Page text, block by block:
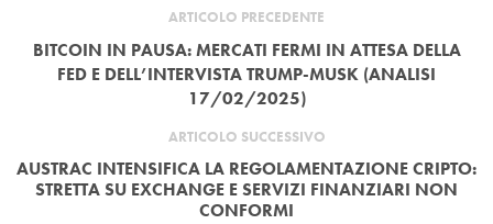
ARTICOLO PRECEDENTE
BITCOIN IN PAUSA: MERCATI FERMI IN ATTESA DELLA
FED E DELL’INTERVISTA TRUMP-MUSK (ANALISI
17/02/2025)
ARTICOLO SUCCESSIVO
AUSTRAC INTENSIFICA LA REGOLAMENTAZIONE CRIPTO:
STRETTA SU EXCHANGE E SERVIZI FINANZIARI NON
CONFORMI